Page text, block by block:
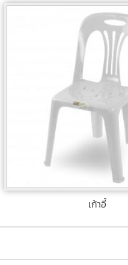
เก้าอี้